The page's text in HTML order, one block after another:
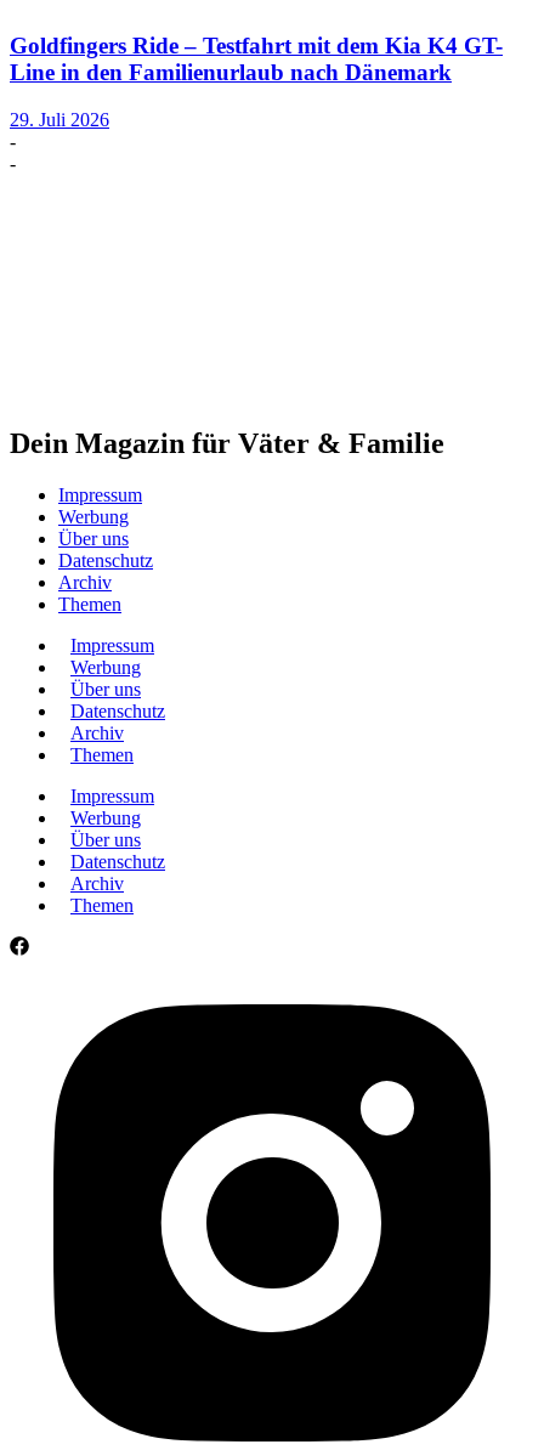
Goldfingers Ride – Testfahrt mit dem Kia K4 GT-
Line in den Familienurlaub nach Dänemark
29. Juli 2026
-
-
Dein Magazin für Väter & Familie
Impressum
Werbung
Über uns
Datenschutz
Archiv
Themen
Impressum
Werbung
Über uns
Datenschutz
Archiv
Themen
Impressum
Werbung
Über uns
Datenschutz
Archiv
Themen